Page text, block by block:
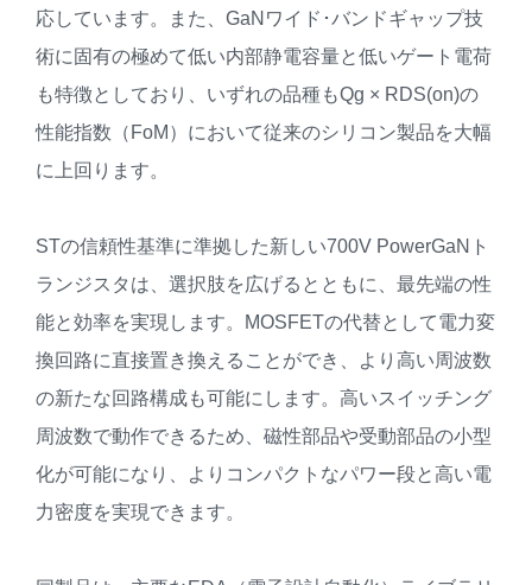
応しています。また、GaNワイド･バンドギャップ技
術に固有の極めて低い内部静電容量と低いゲート電荷
も特徴としており、いずれの品種もQg × RDS(on)の
性能指数（FoM）において従来のシリコン製品を大幅
に上回ります。
STの信頼性基準に準拠した新しい700V PowerGaNト
ランジスタは、選択肢を広げるとともに、最先端の性
能と効率を実現します。MOSFETの代替として電力変
換回路に直接置き換えることができ、より高い周波数
の新たな回路構成も可能にします。高いスイッチング
周波数で動作できるため、磁性部品や受動部品の小型
化が可能になり、よりコンパクトなパワー段と高い電
力密度を実現できます。